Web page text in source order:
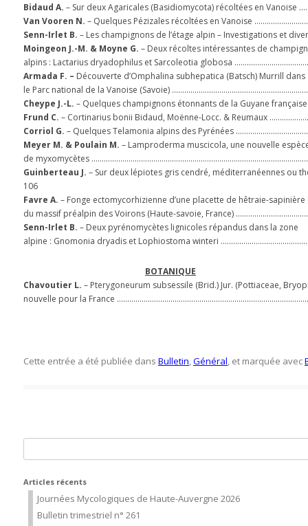
Bidaud A. – Sur deux Agaricales (Basidiomycota) récoltées en
Van Vooren N. – Quelques Pézizales récoltées en Vanoise
Senn-Irlet B. – Les champignons de l’étage alpin – Investigations et
Moingeon J.-M. & Moyne G. – Deux récoltes intéressantes de
alpins : Lactarius dryadophilus et Sarcoleotia globosa
Armada F. – Découverte d’Omphalina subhepatica (Batsch) Murrill dans
le Parc national de la Vanoise (Savoie)
Cheype J.-L. – Quelques champignons étonnants de la Guyane
Frund C. – Cortinarius bonii Bidaud, Moënne-Locc. & Reumaux
Corriol G. – Quelques Telamonia alpins des Pyrénées
Meyer M. & Poulain M. – Lamproderma muscicola, une nouvelle
de myxomycètes
Guinberteau J. – Sur deux lépiotes gris cendré, méditerranéennes ou
106
Favre A. – Fonge ectomycorhizienne d’une placette de hêtraie-sapinière
du massif préalpin des Voirons (Haute-savoie, France)
Senn-Irlet B. – Deux pyrénomycètes lignicoles répandus dans la zone
alpine : Gnomonia dryadis et Lophiostoma winteri
BOTANIQUE
Chavoutier L. – Pterygoneurum subsessile (Brid.) Jur. (Pottiaceae,
nouvelle pour la France
Cette entrée a été publiée dans Bulletin,Général, et marquée avec
Articles récents
Journées Mycologiques de Haute-Auvergne 2026
Bulletin trimestriel n° 261